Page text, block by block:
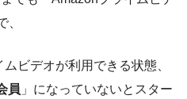
、
ビデオが利用できる状態、
員 」になっていないとスター